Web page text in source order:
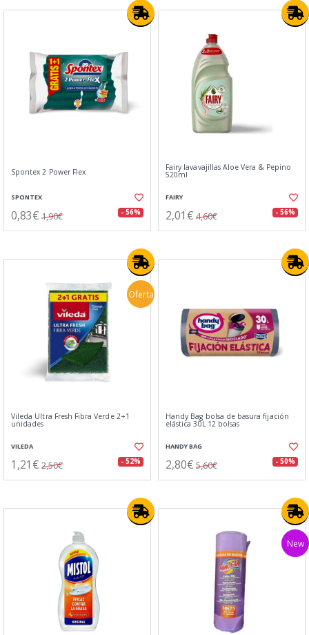
Spontex 2 Power Flex
SPONTEX
0,83€ 1,90€ - 56%
Fairy lavavajillas Aloe Vera & Pepino
520ml
FAIRY
2,01€ 4,60€ - 56%
Oferta
Vileda Ultra Fresh Fibra Verde 2+1
unidades
VILEDA
1,21€ 2,50€ - 52%
Handy Bag bolsa de basura fijación
elástica 30L 12 bolsas
HANDY BAG
2,80€ 5,60€ - 50%
New